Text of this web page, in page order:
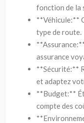
fonction de la
**Véhicule:**
type de route.
assurance
**Sécurité:**
et adaptez
**Budget:**
compte des